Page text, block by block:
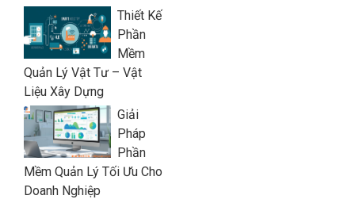
Thiết Kế
Phần
Mềm
Quản Lý Vật Tư – Vật
Liệu Xây Dựng
Giải
Pháp
Phần
Mềm Quản Lý Tối Ưu Cho
Doanh Nghiệp